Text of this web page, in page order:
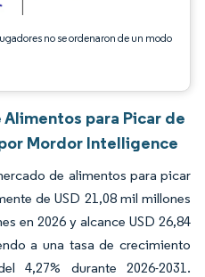
no se ordenaron de un modo
para Picar de
Mordor Intelligence
de alimentos para picar
de USD 21,08 mil millones
en 2026 y alcance USD 26,84
a una tasa de crecimiento
4,27% durante 2026-2031.